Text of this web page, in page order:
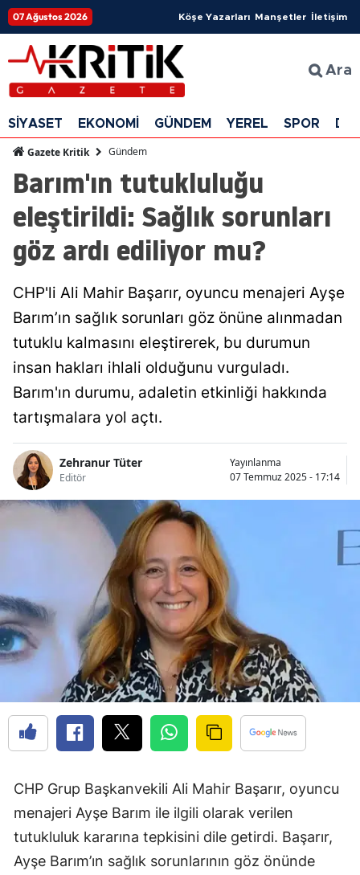
07 Ağustos 2026 Köşe Yazarları Manşetler İletişim
Ara
SİYASET EKONOMİ GÜNDEM YEREL SPOR
Gazete Kritik Gündem
Barım'ın tutukluluğu
eleştirildi: Sağlık sorunları
göz ardı ediliyor mu?
CHP'li Ali Mahir Başarır, oyuncu menajeri Ayşe
Barım’ın sağlık sorunları göz önüne alınmadan
tutuklu kalmasını eleştirerek, bu durumun
insan hakları ihlali olduğunu vurguladı.
Barım'ın durumu, adaletin etkinliği hakkında
tartışmalara yol açtı.
Zehranur Tüter
Editör
Yayınlanma
07 Temmuz 2025 - 17:14
CHP Grup Başkanvekili Ali Mahir Başarır, oyuncu
menajeri Ayşe Barım ile ilgili olarak verilen
tutukluluk kararına tepkisini dile getirdi. Başarır,
Ayşe Barım’ın sağlık sorunlarının göz önünde